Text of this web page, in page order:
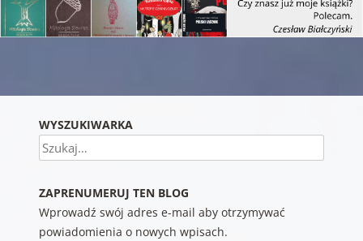
WYSZUKIWARKA
Szukaj
ZAPRENUMERUJ TEN BLOG
Wprowadź swój adres e-mail aby otrzymywać
powiadomienia o nowych wpisach.